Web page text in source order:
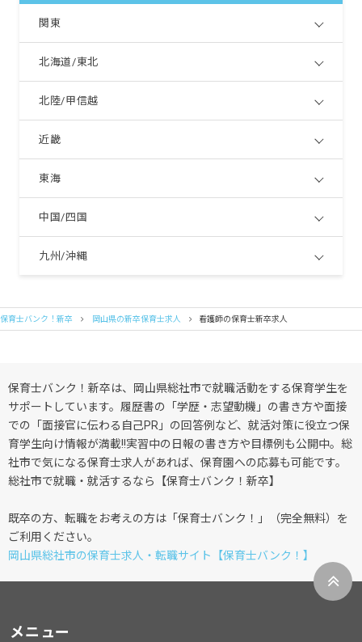
関東
北海道/東北
北陸/甲信越
近畿
東海
中国/四国
九州/沖縄
保育士バンク！新卒 岡山県の新卒保育士求人 看護師の保育士新卒求人
保育士バンク！新卒は、岡山県総社市で就職活動をする保育学生を
サポートしています。履歴書の「学歴・志望動機」の書き方や面接
での「面接官に伝わる自己PR」の回答例など、就活対策に役立つ保
育学生向け情報が満載!!実習中の日報の書き方や目標例も公開中。総
社市で気になる保育士求人があれば、保育園への応募も可能です。
総社市で就職・就活するなら【保育士バンク！新卒】
既卒の方、転職をお考えの方は「保育士バンク！」（完全無料）を
ご利用ください。
岡山県総社市の保育士求人・転職サイト【保育士バンク！】
メニュー